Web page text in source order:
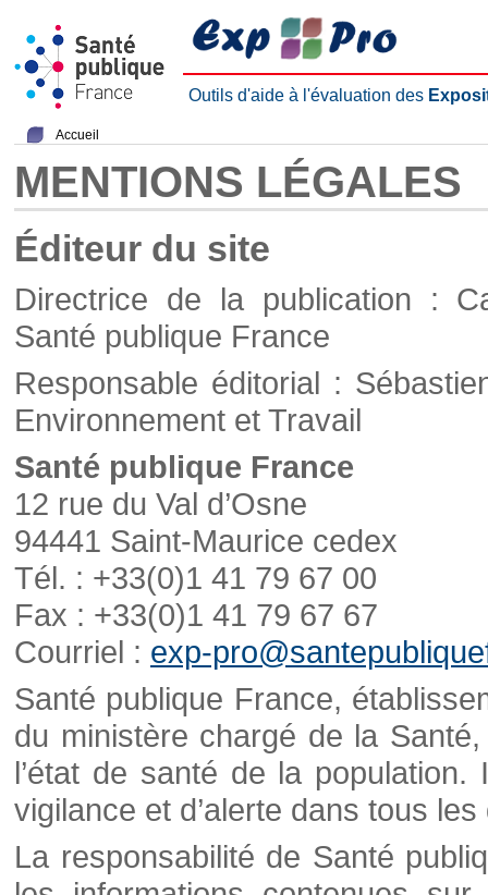
Outils d'aide à l'évaluation des
Accueil
MENTIONS LÉGALES
Éditeur du site
Directrice de la publication :
Santé publique France
Responsable éditorial :
Environnement et Travail
Santé publique France
12 rue du Val d’Osne
94441 Saint-Maurice cedex
Tél. : +33(0)1 41 79 67 00
Fax : +33(0)1 41 79 67 67
Courriel : exp-
Santé publique France,
du ministère chargé de la
l’état de santé de la
vigilance et d’alerte dans tous
La responsabilité de Santé